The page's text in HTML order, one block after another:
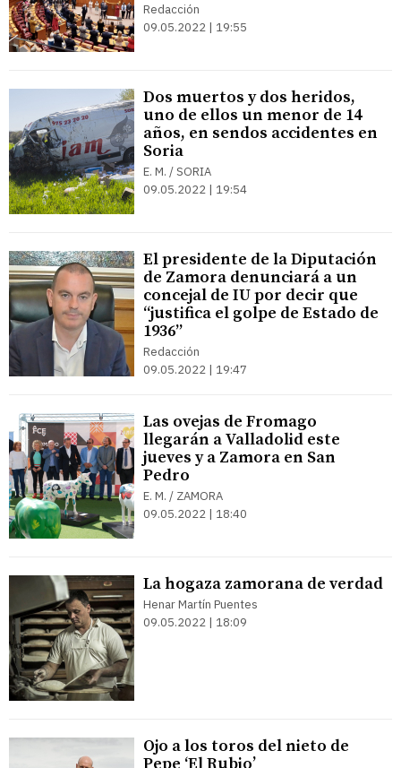
Redacción
09.05.2022 | 19:55
Dos muertos y dos heridos,
uno de ellos un menor de 14
años, en sendos accidentes en
Soria
E. M. / SORIA
09.05.2022 | 19:54
El presidente de la Diputación
de Zamora denunciará a un
concejal de IU por decir que
“justifica el golpe de Estado de
1936”
Redacción
09.05.2022 | 19:47
Las ovejas de Fromago
llegarán a Valladolid este
jueves y a Zamora en San
Pedro
E. M. / ZAMORA
09.05.2022 | 18:40
La hogaza zamorana de verdad
Henar Martín Puentes
09.05.2022 | 18:09
Ojo a los toros del nieto de